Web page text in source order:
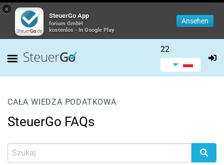
×
SteuerGo App
forium GmbH
kostenlos - In Google Play
Ansehen
22
CAŁA WIEDZA PODATKOWA
SteuerGo FAQs